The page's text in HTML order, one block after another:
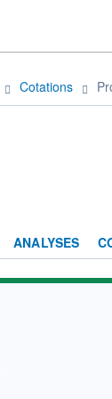
Cotations
ANALYSES